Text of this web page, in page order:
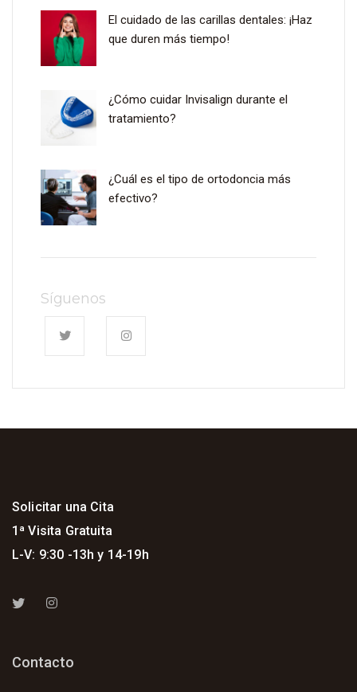
El cuidado de las carillas dentales: ¡Haz
que duren más tiempo!
¿Cómo cuidar Invisalign durante el
tratamiento?
¿Cuál es el tipo de ortodoncia más
efectivo?
Síguenos
Solicitar una Cita
1ª Visita Gratuita
L-V: 9:30 -13h y 14-19h
Contacto